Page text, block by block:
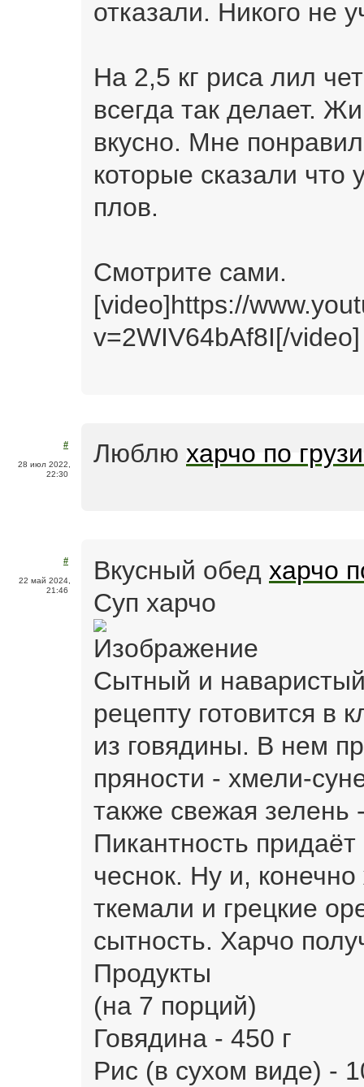
отказали. Никого не
На 2,5 кг риса лил
всегда так делает.
вкусно. Мне
которые сказали что
плов.
Смотрите сами.
[video]https://
v=2WIV64bAf8I[/video]
#
28 июл 2022,
22:30
Люблю харчо по
#
22 май 2024,
21:46
Вкусный обед харчо
Суп харчо
Сытный и
рецепту готовится в
из говядины. В нем
пряности - хмели-
также свежая зелень
Пикантность
чеснок. Ну и,
ткемали и грецкие
сытность. Харчо
Продукты
(на 7 порций)
Говядина - 450 г
Рис (в сухом виде) -